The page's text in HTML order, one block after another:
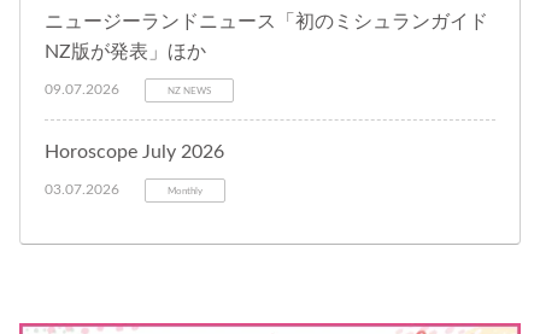
ニュージーランドニュース「初のミシュランガイド
NZ版が発表」ほか
09.07.2026 NZ NEWS
Horoscope July 2026
03.07.2026 Monthly